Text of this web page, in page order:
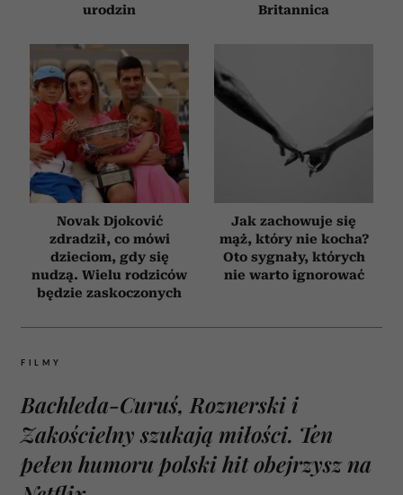
urodzin
Britannica
Novak Djoković
zdradził, co mówi
dzieciom, gdy się
nudzą. Wielu rodziców
będzie zaskoczonych
Jak zachowuje się
mąż, który nie kocha?
Oto sygnały, których
nie warto ignorować
FILMY
Bachleda-Curuś, Roznerski i
Zakościelny szukają miłości. Ten
pełen humoru polski hit obejrzysz na